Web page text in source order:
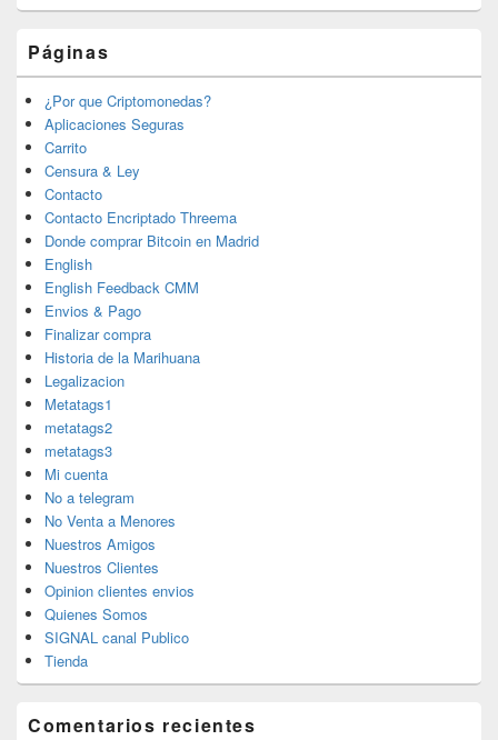
Páginas
¿Por que Criptomonedas?
Aplicaciones Seguras
Carrito
Censura & Ley
Contacto
Contacto Encriptado Threema
Donde comprar Bitcoin en Madrid
English
English Feedback CMM
Envios & Pago
Finalizar compra
Historia de la Marihuana
Legalizacion
Metatags1
metatags2
metatags3
Mi cuenta
No a telegram
No Venta a Menores
Nuestros Amigos
Nuestros Clientes
Opinion clientes envios
Quienes Somos
SIGNAL canal Publico
Tienda
Comentarios recientes